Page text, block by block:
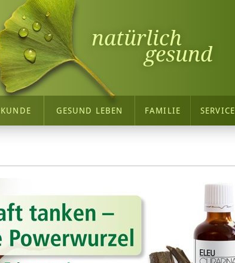
natürlich
gesund
GESUND LEBEN FAMILIE SERVICE